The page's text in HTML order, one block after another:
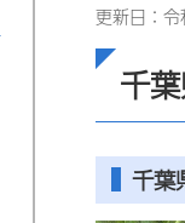
更新日：
千
千葉